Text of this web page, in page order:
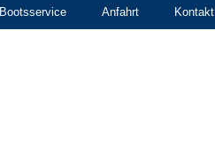
Bootsservice Anfahrt Kontakt